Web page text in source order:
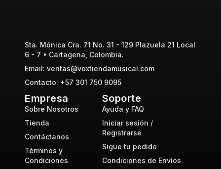
Sta. Mónica Cra. 71 No. 31 - 129 Plazuela 21 Local
6 - 7 • Cartagena, Colombia.
Email: ventas@voxtiendamusical.com
Contacto: +57 301 750 9095
Empresa
Sobre Nosotros
Tienda
Contáctanos
Términos y
Condiciones
Soporte
Ayuda y FAQ
Iniciar sesión /
Registrarse
Sigue tu pedido
Condiciones de Envíos